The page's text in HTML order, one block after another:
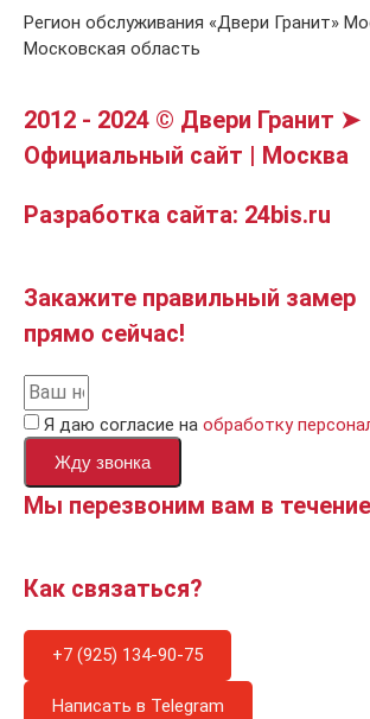
Регион обслуживания «Двери Гранит»
Московская область
2012 - 2024 © Двери Гранит ➤
Официальный сайт | Москва
Разработка сайта: 24bis.ru
Закажите правильный замер
прямо сейчас!
Я даю согласие на обработку
Жду звонка
Мы перезвоним вам в
Как связаться?
+7 (925) 134-90-75
Написать в Telegram